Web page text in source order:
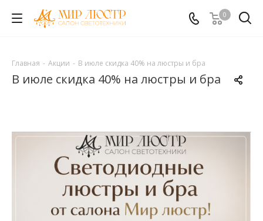
0
Главная - Акции - В июле скидка 40% на люстры и бра
В июле скидка 40% на люстры и бра